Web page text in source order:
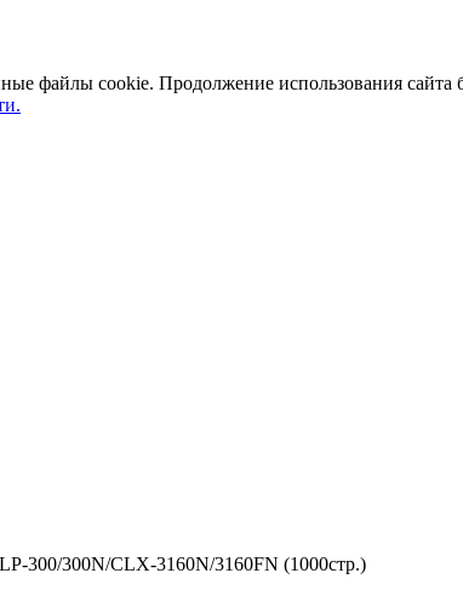
файлы cookie. Продолжение использования сайта
300/300N/CLX-3160N/3160FN (1000стр.)